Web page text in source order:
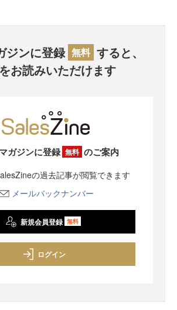
ジンに登録 無料 すると、
お読みいただけます
ガジンに登録 無料 のご案内
の過去記事が閲覧できます
メールバックナンバー
新規会員登録 無料
ログイン